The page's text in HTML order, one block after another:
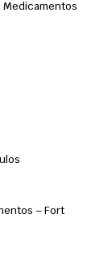
Medicamentos
– Fort